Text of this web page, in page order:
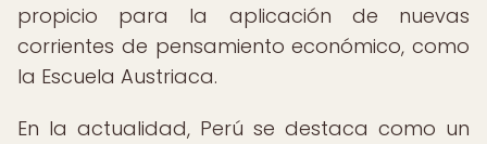
propicio para la aplicación de nuevas
corrientes de pensamiento económico, como
la Escuela Austriaca.
En la actualidad, Perú se destaca como un